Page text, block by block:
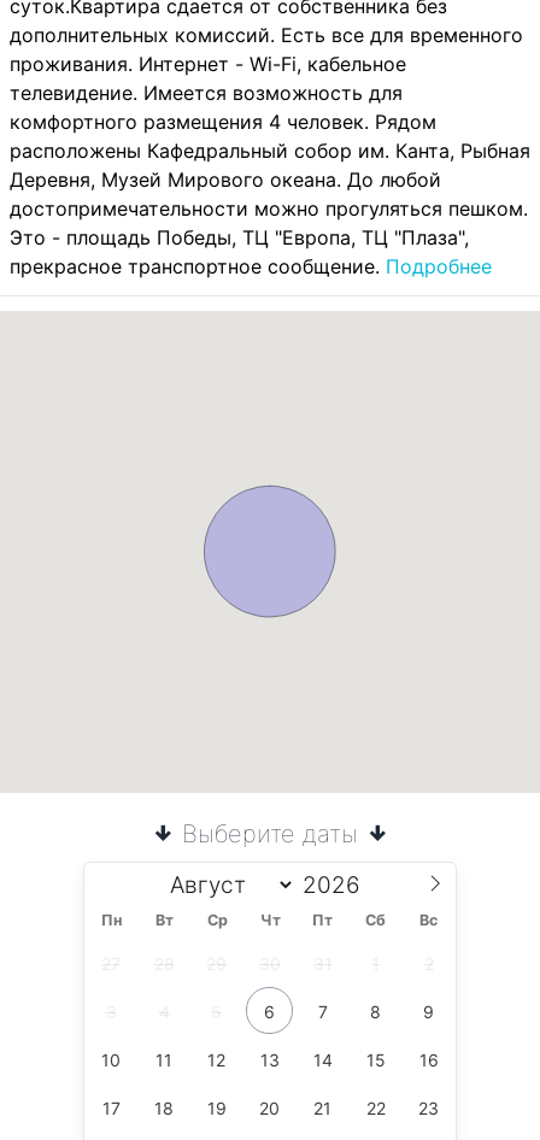
суток.Квартира сдается от собственника без
дополнительных комиссий. Есть все для временного
проживания. Интернет - Wi-Fi, кабельное
телевидение. Имеется возможность для
комфортного размещения 4 человек. Рядом
расположены Кафедральный собор им. Канта, Рыбная
Деревня, Музей Мирового океана. До любой
достопримечательности можно прогуляться пешком.
Это - площадь Победы, ТЦ "Европа, ТЦ "Плаза",
прекрасное транспортное сообщение. Подробнее
Выберите даты
Пн Вт Ср Чт Пт Сб Вс
27 28 29 30 31 1 2
3 4 5 6 7 8 9
10 11 12 13 14 15 16
17 18 19 20 21 22 23